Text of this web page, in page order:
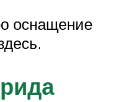
оснащение